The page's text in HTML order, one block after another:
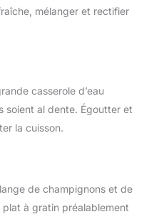
mélanger et rectifier
casserole d’eau
soient al dente. Égoutter et
la cuisson.
de champignons et de
à gratin préalablement